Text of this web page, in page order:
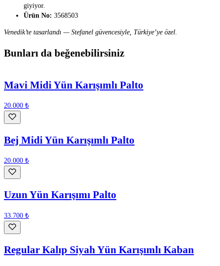
giyiyor.
Ürün No: 3568503
Venedik’te tasarlandı — Stefanel güvencesiyle, Türkiye’ye özel.
Bunları da beğenebilirsiniz
Mavi Midi Yün Karışımlı Palto
20.000 ₺
Bej Midi Yün Karışımlı Palto
20.000 ₺
Uzun Yün Karışımı Palto
33.700 ₺
Regular Kalıp Siyah Yün Karışımlı Kaban